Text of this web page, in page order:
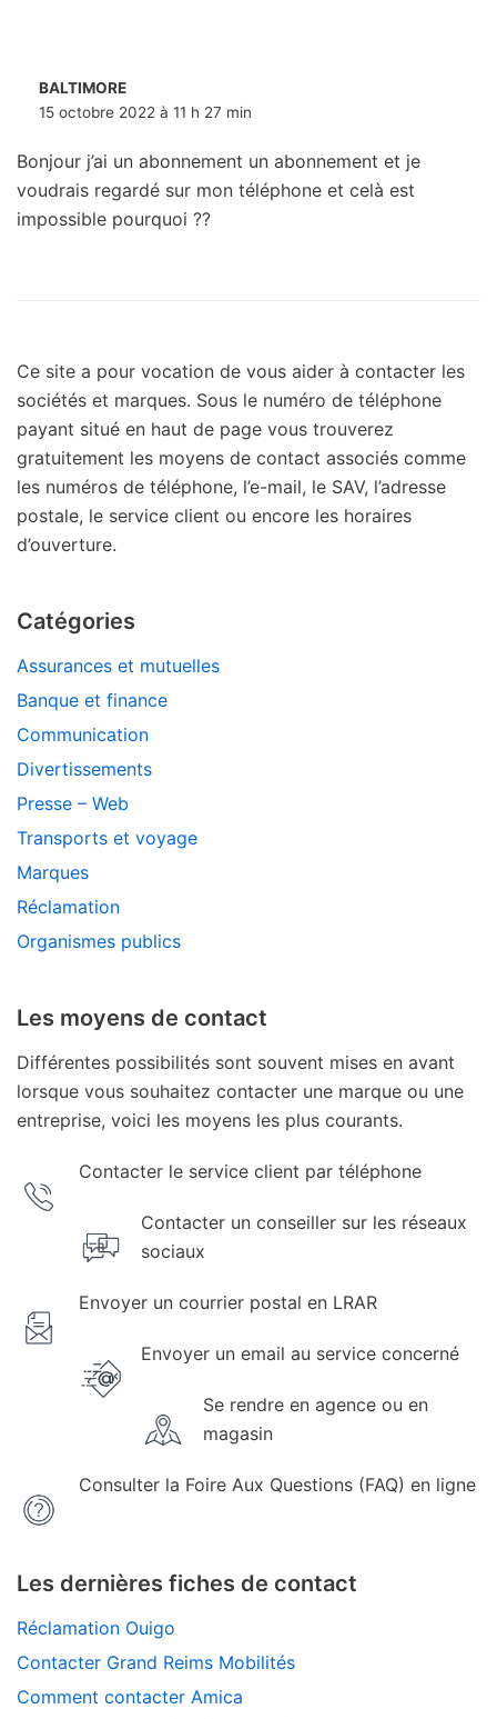
BALTIMORE
15 octobre 2022 à 11 h 27 min
Bonjour j’ai un abonnement un abonnement et je
voudrais regardé sur mon téléphone et celà est
impossible pourquoi ??
Ce site a pour vocation de vous aider à contacter les
sociétés et marques. Sous le numéro de téléphone
payant situé en haut de page vous trouverez
gratuitement les moyens de contact associés comme
les numéros de téléphone, l’e-mail, le SAV, l’adresse
postale, le service client ou encore les horaires
d’ouverture.
Catégories
Assurances et mutuelles
Banque et finance
Communication
Divertissements
Presse – Web
Transports et voyage
Marques
Réclamation
Organismes publics
Les moyens de contact
Différentes possibilités sont souvent mises en avant
lorsque vous souhaitez contacter une marque ou une
entreprise, voici les moyens les plus courants.
Contacter le service client par téléphone
Contacter un conseiller sur les réseaux
sociaux
Envoyer un courrier postal en LRAR
Envoyer un email au service concerné
Se rendre en agence ou en
magasin
Consulter la Foire Aux Questions (FAQ) en ligne
Les dernières fiches de contact
Réclamation Ouigo
Contacter Grand Reims Mobilités
Comment contacter Amica